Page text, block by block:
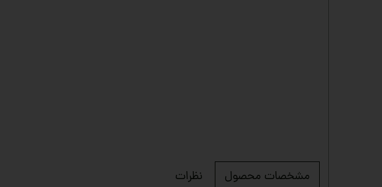
مشخصات محصول نظرات